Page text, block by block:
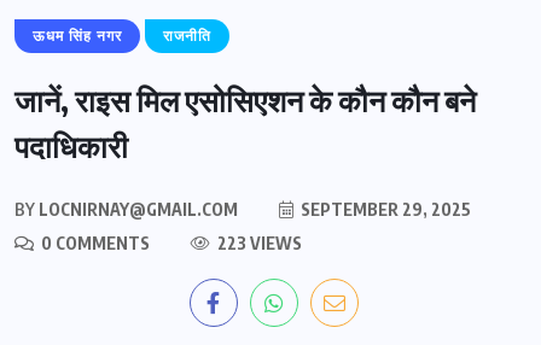
ऊधम सिंह नगर राजनीति
जानें, राइस मिल एसोसिएशन के कौन कौन बने
पदाधिकारी
BY LOCNIRNAY@GMAIL.COM
SEPTEMBER 29, 2025
0 COMMENTS
223 VIEWS